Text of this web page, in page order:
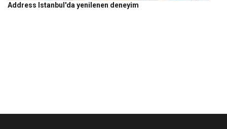
Address Istanbul'da yenilenen deneyim